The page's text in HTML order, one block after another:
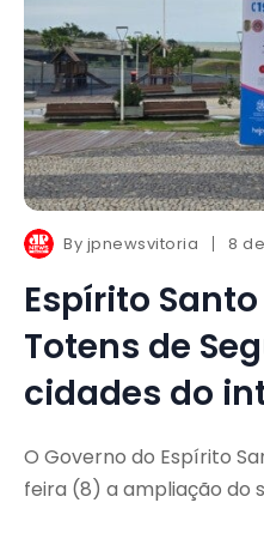
By jpnewsvitoria 8
Espírito
Totens de
cidades do
O Governo do Espírito
feira (8) a ampliação do